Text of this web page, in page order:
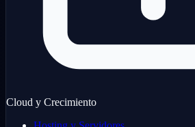
Cloud y Crecimiento